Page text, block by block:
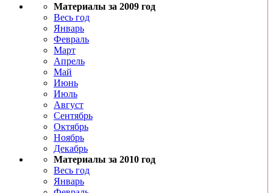
Материалы за 2009 год
Весь год
Январь
Февраль
Март
Апрель
Май
Июнь
Июль
Август
Сентябрь
Октябрь
Ноябрь
Декабрь
Материалы за 2010 год
Весь год
Январь